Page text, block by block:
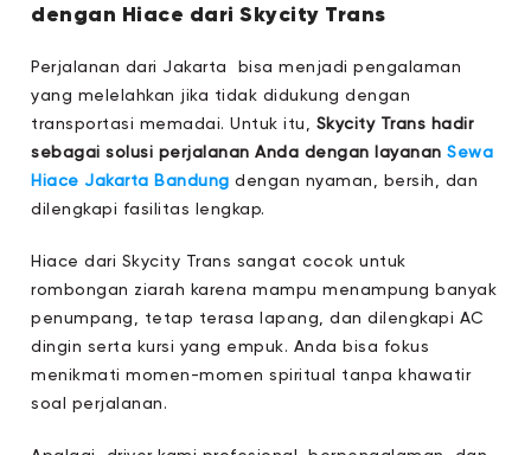
dengan Hiace dari Skycity Trans
Perjalanan dari Jakarta bisa menjadi pengalaman
yang melelahkan jika tidak didukung dengan
transportasi memadai. Untuk itu, Skycity Trans hadir
sebagai solusi perjalanan Anda dengan layananSewa
Hiace Jakarta Bandung dengan nyaman, bersih, dan
dilengkapi fasilitas lengkap.
Hiace dari Skycity Trans sangat cocok untuk
rombongan ziarah karena mampu menampung banyak
penumpang, tetap terasa lapang, dan dilengkapi AC
dingin serta kursi yang empuk. Anda bisa fokus
menikmati momen-momen spiritual tanpa khawatir
soal perjalanan.